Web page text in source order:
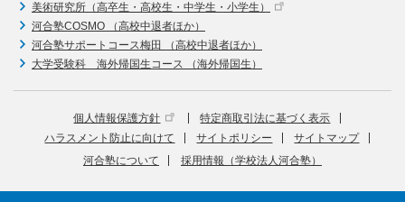
美術研究所（高卒生・高校生・中学生・小学生）
河合塾COSMO （高校中退者ほか）
河合塾サポートコース梅田 （高校中退者ほか）
大学受験科 海外帰国生コース （海外帰国生）
個人情報保護方針
特定商取引法に基づく表示
ハラスメント防止に向けて
サイトポリシー
サイトマップ
河合塾について
採用情報（学校法人河合塾）